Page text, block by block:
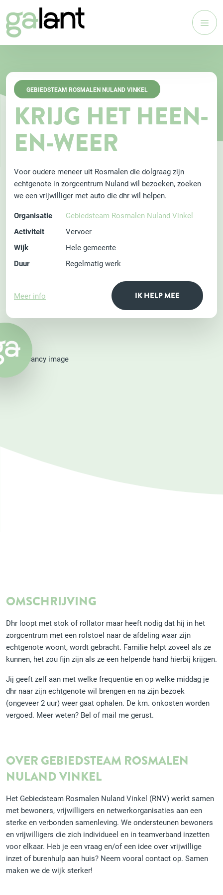
GEBIEDSTEAM ROSMALEN NULAND VINKEL
KRIJG HET HEEN-
EN-WEER
Voor oudere meneer uit Rosmalen die dolgraag zijn
echtgenote in zorgcentrum Nuland wil bezoeken, zoeken
we een vrijwilliger met auto die dhr wil helpen.
Organisatie
Gebiedsteam Rosmalen Nuland Vinkel
Activiteit
Vervoer
Wijk
Hele gemeente
Duur
Regelmatig werk
Meer info IK HELP MEE
OMSCHRIJVING
Dhr loopt met stok of rollator maar heeft nodig dat hij in het
zorgcentrum met een rolstoel naar de afdeling waar zijn
echtgenote woont, wordt gebracht. Familie helpt zoveel als ze
kunnen, het zou fijn zijn als ze een helpende hand hierbij krijgen.
Jij geeft zelf aan met welke frequentie en op welke middag je
dhr naar zijn echtgenote wil brengen en na zijn bezoek
(ongeveer 2 uur) weer gaat ophalen. De km. onkosten worden
vergoed. Meer weten? Bel of mail me gerust.
OVER GEBIEDSTEAM ROSMALEN
NULAND VINKEL
Het Gebiedsteam Rosmalen Nuland Vinkel (RNV) werkt samen
met bewoners, vrijwilligers en netwerkorganisaties aan een
sterke en verbonden samenleving. We ondersteunen bewoners
en vrijwilligers die zich individueel en in teamverband inzetten
voor elkaar. Heb je een vraag en/of een idee over vrijwillige
inzet of burenhulp aan huis? Neem vooral contact op. Samen
maken we de wijk sterker!